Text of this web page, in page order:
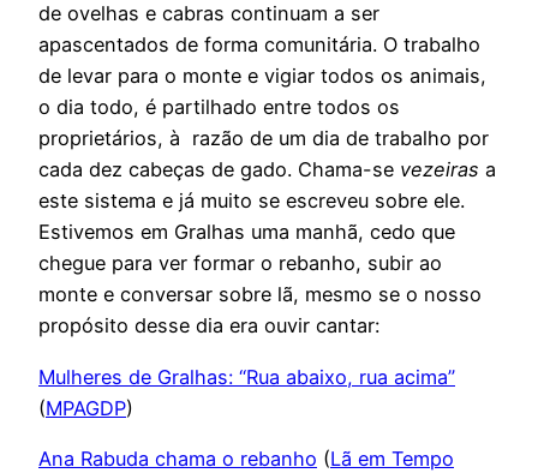
de ovelhas e cabras continuam a ser
apascentados de forma comunitária. O trabalho
de levar para o monte e vigiar todos os animais,
o dia todo, é partilhado entre todos os
proprietários, à razão de um dia de trabalho por
cada dez cabeças de gado. Chama-se vezeiras a
este sistema e já muito se escreveu sobre ele.
Estivemos em Gralhas uma manhã, cedo que
chegue para ver formar o rebanho, subir ao
monte e conversar sobre lã, mesmo se o nosso
propósito desse dia era ouvir cantar:
Mulheres de Gralhas: “Rua abaixo, rua acima”
(MPAGDP)
Ana Rabuda chama o rebanho (Lã em Tempo